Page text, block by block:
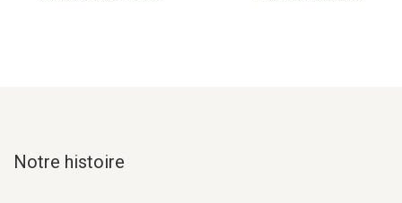
Notre histoire